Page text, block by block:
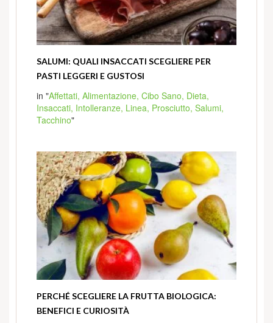
SALUMI: QUALI INSACCATI SCEGLIERE PER
PASTI LEGGERI E GUSTOSI
in "Affettati, Alimentazione, Cibo Sano, Dieta,
Insaccati, Intolleranze, Linea, Prosciutto, Salumi,
Tacchino"
PERCHÉ SCEGLIERE LA FRUTTA BIOLOGICA:
BENEFICI E CURIOSITÀ